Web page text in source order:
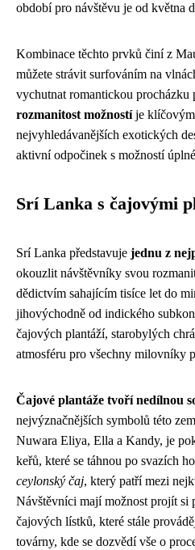
období pro návštěvu je od května
Kombinace těchto prvků činí z
můžete strávit surfováním na
vychutnat romantickou procházku
rozmanitost možnostíje klíčovým
nejvyhledávanějších exotických
aktivní odpočinek s možností
Srí Lanka s čajovými
Srí Lanka představuje jednu z
okouzlit návštěvníky svou
dědictvím sahajícím tisíce let do
jihovýchodně od indického
čajových plantáží, starobylých
atmosféru pro všechny milovníky
Čajové plantáže tvoří nedílnou
nejvýznačnějších symbolů této
Nuwara Eliya, Ella a Kandy, je
keřů, které se táhnou po svazích
ceylonský čaj, který patří mezi
Návštěvníci mají možnost projít si
čajových lístků, které stále
továrny, kde se dozvědí vše o